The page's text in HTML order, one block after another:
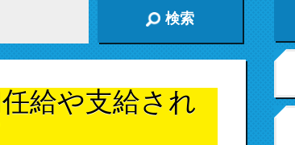
検索
給や支給され